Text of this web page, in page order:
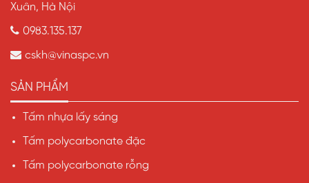
Xuân, Hà Nội
0983.135.137
cskh@vinaspc.vn
SẢN PHẨM
Tấm nhựa lấy sáng
Tấm polycarbonate đặc
Tấm polycarbonate rỗng